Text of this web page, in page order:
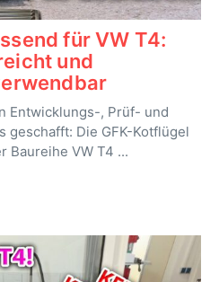
für VW T4:
und
Entwicklungs-, Prüf- und
geschafft: Die GFK-Kotflügel
Baureihe VW T4 ...